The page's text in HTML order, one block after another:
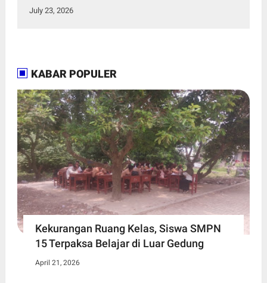
July 23, 2026
KABAR POPULER
Kekurangan Ruang Kelas, Siswa SMPN
15 Terpaksa Belajar di Luar Gedung ​
April 21, 2026